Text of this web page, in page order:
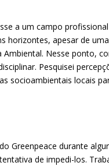
a um campo
horizontes, apesar de
Nesse ponto,
Pesquisei
socioambientais locais
Greenpeace durante
de impedi-los.